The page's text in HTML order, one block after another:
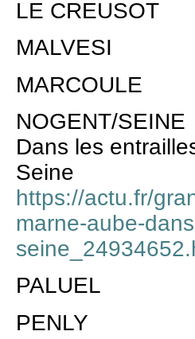
LE CREUSOT
MALVESI
MARCOULE
NOGENT/SEINE
Dans les
Seine
https://actu.fr/
marne-aube-
PALUEL
PENLY